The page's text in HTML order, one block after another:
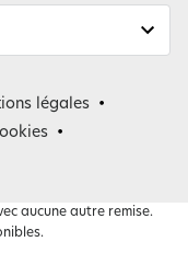
légales
aucune autre remise.